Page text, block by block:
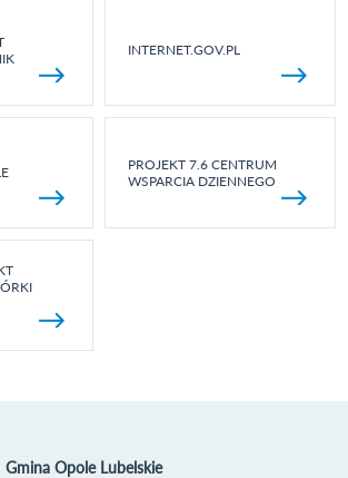
INTERNET.GOV.PL
PROJEKT 7.6 CENTRUM
WSPARCIA DZIENNEGO
Gmina Opole Lubelskie